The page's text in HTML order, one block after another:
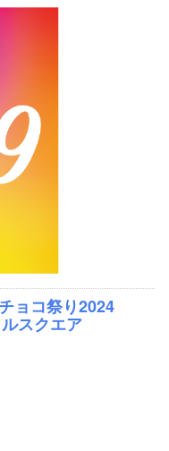
ョコ祭り2024
スクエア